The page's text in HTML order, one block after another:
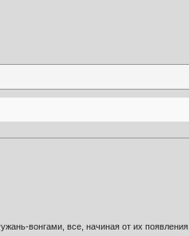
вонгами, все, начиная от их появления